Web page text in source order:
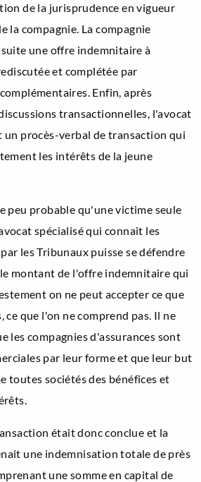
de la jurisprudence en vigueur
la compagnie. La compagnie
une offre indemnitaire à
et complétée par
Enfin, après
transactionnelles, l'avocat
un procès-verbal de transaction qui
les intérêts de la jeune
peu probable qu'une victime seule
spécialisé qui connait les
les Tribunaux puisse se défendre
montant de l'offre indemnitaire qui
on ne peut accepter ce que
ce que l'on ne comprend pas. Il ne
les compagnies d'assurances sont
par leur forme et que leur but
toutes sociétés des bénéfices et
était donc conclue et la
une indemnisation totale de près
une somme en capital de